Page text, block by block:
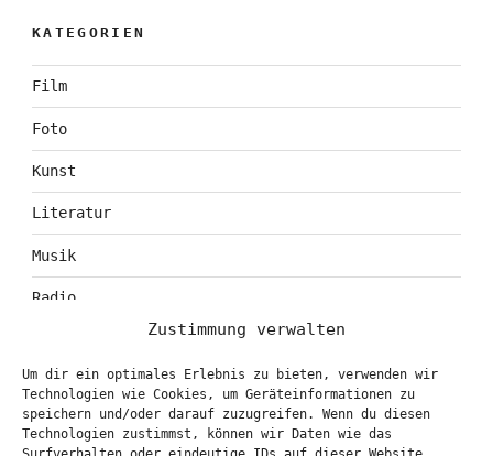
Zustimmung verwalten
Um dir ein optimales Erlebnis zu bieten, verwenden wir
Technologien wie Cookies, um Geräteinformationen zu
speichern und/oder darauf zuzugreifen. Wenn du diesen
Technologien zustimmst, können wir Daten wie das
KATEGORIEN
Film
Foto
Kunst
Literatur
Musik
Radio
Theater